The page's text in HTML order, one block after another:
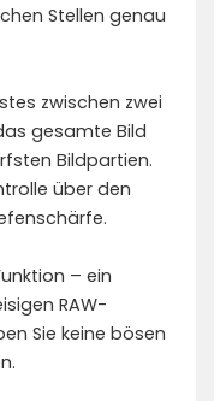
Stellen genau
zwischen zwei
gesamte Bild
Bildpartien.
über den
– ein
RAW-
Sie keine bösen